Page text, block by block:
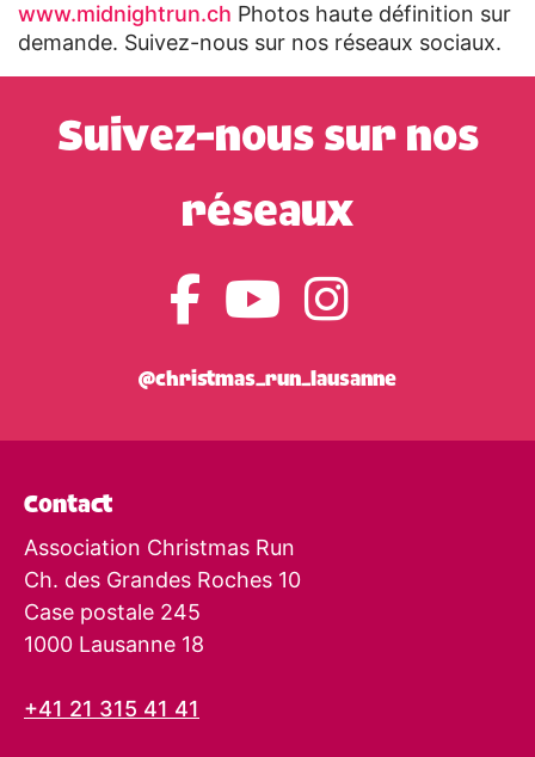
www.midnightrun.ch Photos haute définition sur
demande. Suivez-nous sur nos réseaux sociaux.
Suivez-nous sur nos
réseaux
@christmas_run_lausanne
Contact
Association Christmas Run
Ch. des Grandes Roches 10
Case postale 245
1000 Lausanne 18
+41 21 315 41 41